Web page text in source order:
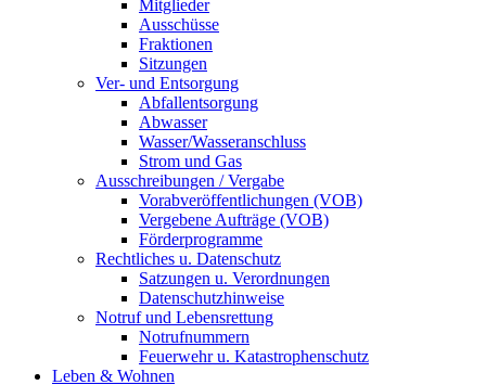
Mitglieder
Ausschüsse
Fraktionen
Sitzungen
Ver- und Entsorgung
Abfallentsorgung
Abwasser
Wasser/Wasseranschluss
Strom und Gas
Ausschreibungen / Vergabe
Vorabveröffentlichungen (VOB)
Vergebene Aufträge (VOB)
Förderprogramme
Rechtliches u. Datenschutz
Satzungen u. Verordnungen
Datenschutzhinweise
Notruf und Lebensrettung
Notrufnummern
Feuerwehr u. Katastrophenschutz
Leben & Wohnen